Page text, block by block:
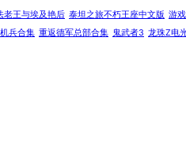
老王与埃及艳后 泰坦之旅不朽王座中文版 游
兵合集 重返德军总部合集 鬼武者3 龙珠Z电